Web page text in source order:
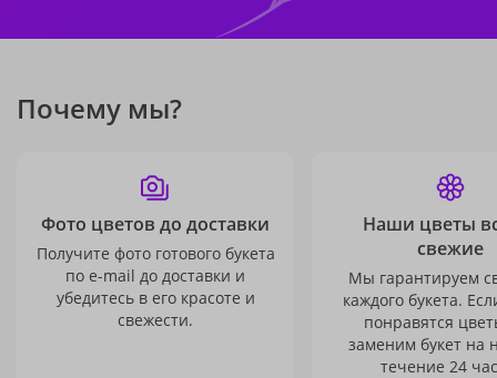
Почему мы?
Фото цветов до доставки
Получите фото готового букета
по e-mail до доставки и
убедитесь в его красоте и
свежести.
Наши цветы
свежие
Мы гарантируем
каждого букета.
понравятся
заменим букет на
течение 24